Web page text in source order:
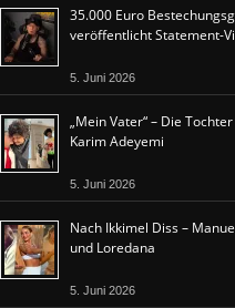
35.000 Euro
veröffentlicht Statement-
5. Juni 2026
„Mein Vater“ – Die
Karim Adeyemi
5. Juni 2026
Nach Ikkimel Diss –
und Loredana
5. Juni 2026